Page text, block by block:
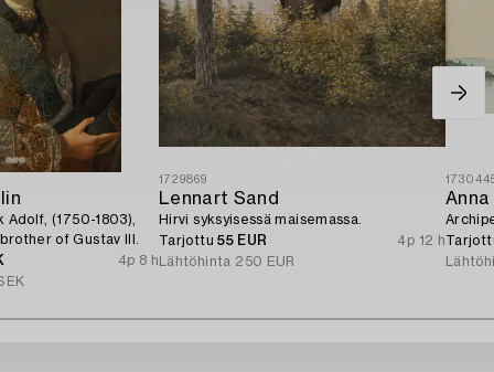
(1750-1803),
of Gustav III.
4p 8 h
1729869
Lennart Sand
Hirvi syksyisessä maisemassa.
Tarjottu55 EUR
4p 12 h
Lähtöhinta 250 EUR
Anna